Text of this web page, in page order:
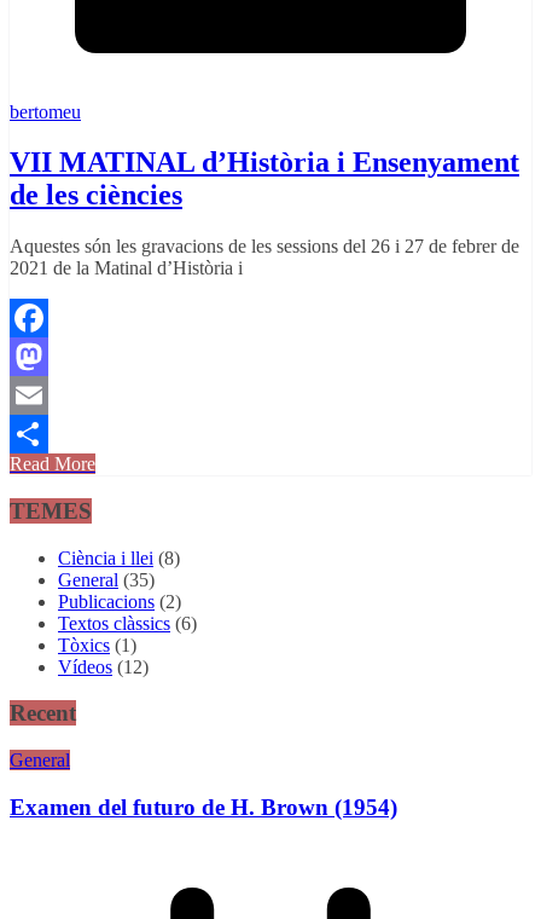
bertomeu
VII MATINAL d’Història i Ensenyament
de les ciències
Aquestes són les gravacions de les sessions del 26 i 27 de febrer de
2021 de la Matinal d’Història i
Facebook
Mastodon
Email
Comparteix
Read More
TEMES
Ciència i llei (8)
General (35)
Publicacions (2)
Textos clàssics (6)
Tòxics (1)
Vídeos (12)
Recent
General
Examen del futuro de H. Brown (1954)